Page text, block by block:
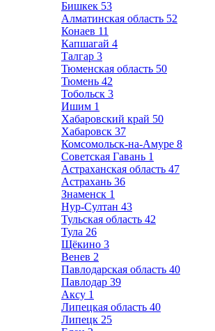
Бишкек 53
Алматинская область 52
Конаев 11
Капшагай 4
Талгар 3
Тюменская область 50
Тюмень 42
Тобольск 3
Ишим 1
Хабаровский край 50
Хабаровск 37
Комсомольск-на-Амуре 8
Советская Гавань 1
Астраханская область 47
Астрахань 36
Знаменск 1
Нур-Султан 43
Тульская область 42
Тула 26
Щёкино 3
Венев 2
Павлодарская область 40
Павлодар 39
Аксу 1
Липецкая область 40
Липецк 25